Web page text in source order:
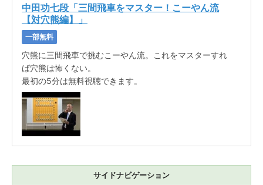
中田功七段「三間飛車をマスター！こーやん流
【対穴熊編】」
一部無料
穴熊に三間飛車で挑むこーやん流。これをマスターすれ
ば穴熊は怖くない。
最初の5分は無料視聴できます。
サイドナビゲーション